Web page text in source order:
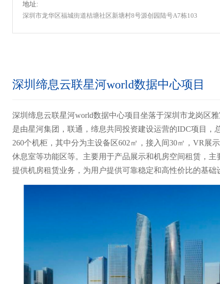
地址:
深圳市龙华区福城街道桔塘社区新塘村8号源创园陆号A7栋103
深圳缔息云联星河world数据中心项目
深圳缔息云联星河world数据中心项目坐落于深圳市龙岗区
是由星河集团，联通，缔息共同投资建设运营的IDC项目，
260个机柜，其中分为主设备区602㎡，接入间30㎡，VR展
休息室等功能区等。主要用于产品展示和机房空间租赁，主
提供机房租赁业务，为用户提供可靠稳定和高性价比的基础